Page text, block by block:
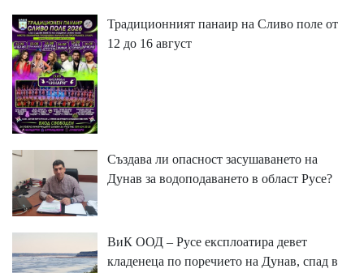
Традиционният панаир на Сливо поле от
12 до 16 август
Създава ли опасност засушаването на
Дунав за водоподаването в област Русе?
ВиК ООД – Русе експлоатира девет
кладенеца по поречието на Дунав, спад в